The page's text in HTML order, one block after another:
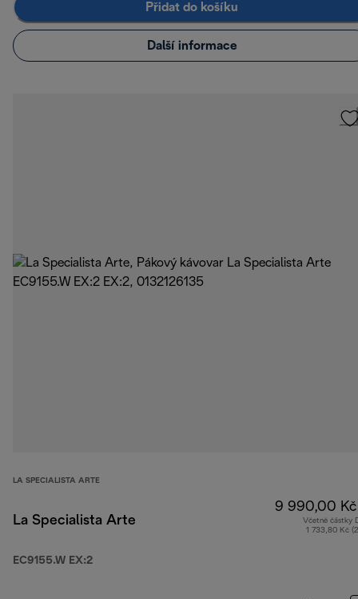
Přidat do košíku
Další informace
LA SPECIALISTA ARTE
La Specialista Arte
EC9155.W EX:2
9 990,00 Kč
Včetně částky
1 733,80 Kč